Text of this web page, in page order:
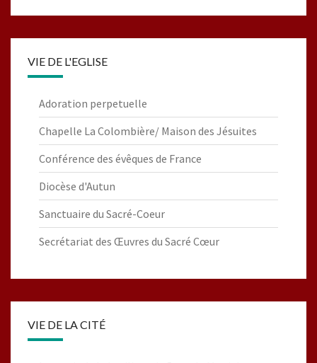
VIE DE L'EGLISE
Adoration perpetuelle
Chapelle La Colombière/ Maison des Jésuites
Conférence des évêques de France
Diocèse d'Autun
Sanctuaire du Sacré-Coeur
Secrétariat des Œuvres du Sacré Cœur
VIE DE LA CITÉ